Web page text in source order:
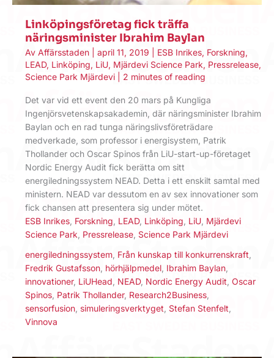
Linköpingsföretag fick träffa
näringsminister Ibrahim Baylan
Av Affärsstaden april 11, 2019 ESB Inrikes, Forskning,
LEAD, Linköping, LiU, Mjärdevi Science Park, Pressrelease,
Science Park Mjärdevi
2 minutes of reading
Det var vid ett event den 20 mars på Kungliga
Ingenjörsvetenskapsakademin, där näringsminister Ibrahim
Baylan och en rad tunga näringslivsföreträdare
medverkade, som professor i energisystem, Patrik
Thollander och Oscar Spinos från LiU-start-up-företaget
Nordic Energy Audit fick berätta om sitt
energiledningssystem NEAD. Detta i ett enskilt samtal med
ministern. NEAD var dessutom en av sex innovationer som
fick chansen att presentera sig under mötet.
ESB Inrikes Forskning LEAD, Linköping LiU Mjärdevi
Science Park Pressrelease Science Park Mjärdevi
energiledningssystem Från kunskap till konkurrenskraft
Fredrik Gustafsson hörhjälpmedel Ibrahim Baylan
innovationer, LiUHead NEAD, Nordic Energy Audit Oscar
Spinos Patrik Thollander, Research2Business
sensorfusion simuleringsverktyget Stefan Stenfelt
Vinnova